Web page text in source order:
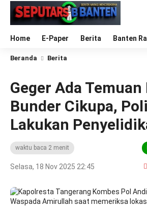
Home E-Paper Berita Banten
Beranda Berita
Geger Ada
Bunder Cikupa,
Lakukan
waktu baca 2 menit
Selasa, 18 Nov 2025 22:45